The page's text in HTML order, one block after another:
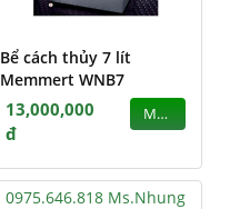
Bể cách thủy 7 lít
Memmert WNB7
13,000,000
đ
MUA
0975.646.818 Ms.Nhung